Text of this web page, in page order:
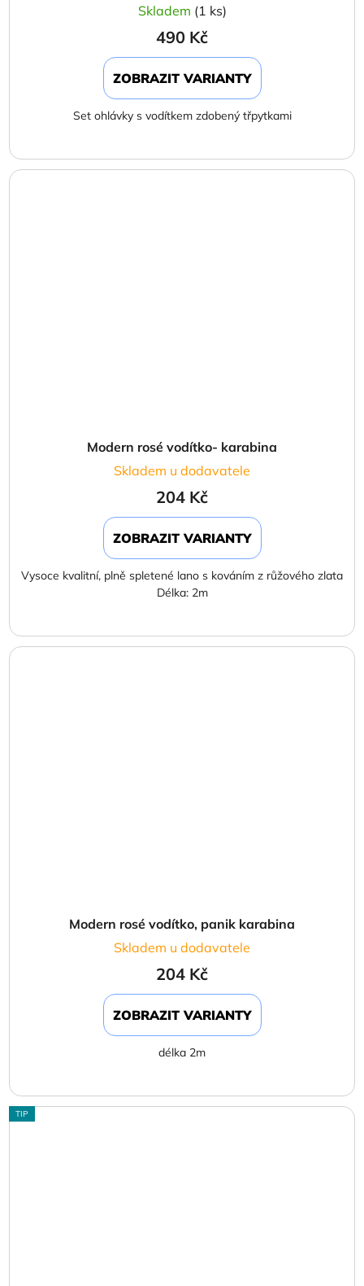
Skladem (1 ks)
490 Kč
ZOBRAZIT VARIANTY
Set ohlávky s vodítkem zdobený třpytkami
Modern rosé vodítko- karabina
Skladem u dodavatele
204 Kč
ZOBRAZIT VARIANTY
Vysoce kvalitní, plně spletené lano s kováním z růžového zlata
Délka: 2m
Modern rosé vodítko, panik karabina
Skladem u dodavatele
204 Kč
ZOBRAZIT VARIANTY
délka 2m
TIP